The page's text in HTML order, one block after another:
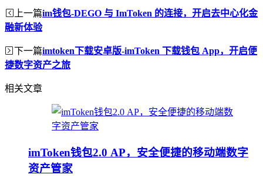
上一篇im钱包-DEGO 与 ImToken 的连接，开启去中心化金
融新体验
下一篇imtoken下载安卓版-imToken 下载钱包 App，开启便
捷数字资产之旅
相关文章
imToken钱包2.0 AP，安全便捷的移动端数字
资产管家